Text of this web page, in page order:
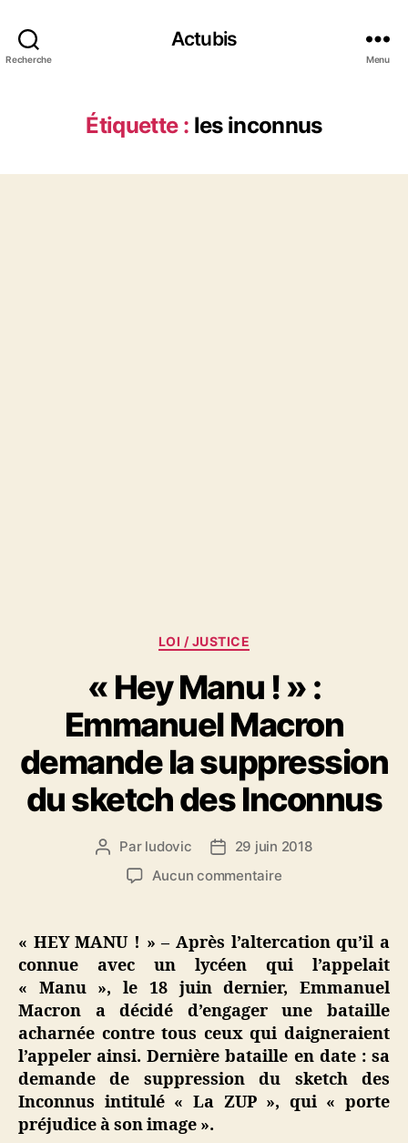
Recherche
Actubis
Menu
Étiquette : les inconnus
Catégories
LOI / JUSTICE
« Hey Manu ! » :
Emmanuel Macron
demande la suppression
du sketch des Inconnus
Auteur
l’article
Par ludovic
Date29 juin 2018
Aucun commentairesur
Emmanuel
Macron
demande
la
suppression
du
sketch
des
« HEY MANU ! » – Après l’altercation qu’il a
connue avec un lycéen qui l’appelait
« Manu », le 18 juin dernier, Emmanuel
Macron a décidé d’engager une bataille
acharnée contre tous ceux qui daigneraient
l’appeler ainsi. Dernière bataille en date : sa
demande de suppression du sketch des
Inconnus intitulé « La ZUP », qui « porte
préjudice à son image ».